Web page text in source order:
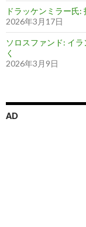
ドラッケンミラー氏
2026年3月17日
ソロスファンド: イ
く
2026年3月9日
AD